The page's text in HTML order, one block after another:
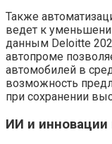
Также
ведет к
данным Deloitte
автопроме
автомобилей в
возможность
при сохранении
ИИ и инновации